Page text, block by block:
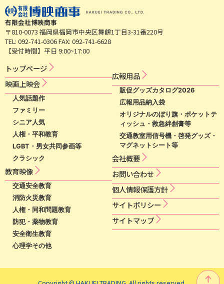
有限会社博映商事
〒810-0073 福岡県福岡市中央区舞鶴1丁目3-31番220号
TEL: 092-741-0306 FAX: 092-741-6628
【受付時間】平日 9:00~17:00
トップページ
映​画​上​映​会​​
人気話題作
ファミリー
シニア人気
人権・平和教育
LGBT・男女共同参画等
クラシック
教育映像
交通安全教育
消防火災教育
人権・同和問題教育
防犯・薬物教育
安全衛生教育
心理学その他
広​報​用​品​
販促グッズカタログ2026
広報用品納入袋
オリジナルのぼり旗・ポケットテ
ィッシュ・救急絆創膏等
交通教室用信号機・啓発グッズ・
マグネットシート等
会社概要
お問い合わせ
個​人​情​報​保​護​方​針​
サ​イ​ト​ポ​リ​シ​ー​
サイトマップ